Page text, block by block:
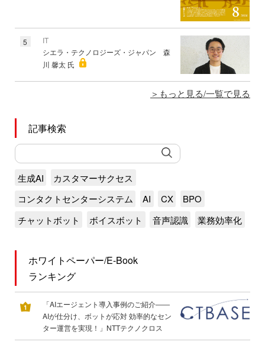
5
IT
シエラ・テクノロジーズ・ジャパン 森
川 馨太 氏
もっと見る/一覧で見る
記事検索
生成AI
カスタマーサクセス
コンタクトセンターシステム
AI CX
BPO
チャットボット
ボイスボット 音声認識 業務効率化
ホワイトペーパー/E-Book
ランキング
「AIエージェント導入事例のご紹介――
AIが仕分け、ボットが応対 効率的なセン
ター運営を実現！」NTTテクノクロス